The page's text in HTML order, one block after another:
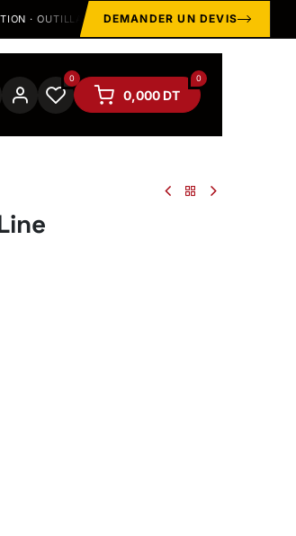
OUTILLAGE · HYGIÈNE · SOUDAGE
DEMANDER UN DEVIS
0 0
0,000DT